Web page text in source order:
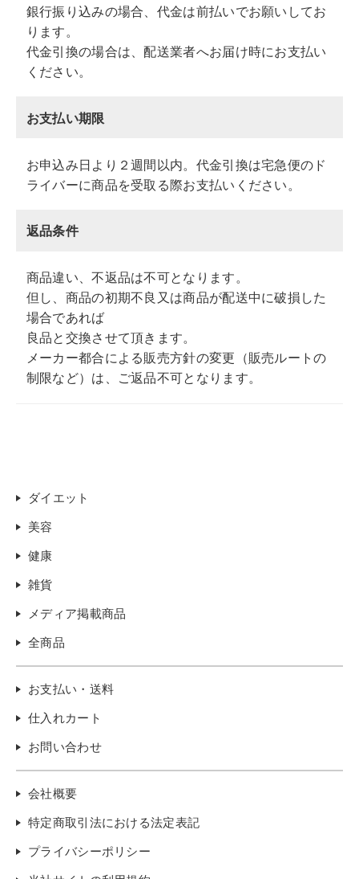
銀行振り込みの場合、代金は前払いでお願いしてお
ります。
代金引換の場合は、配送業者へお届け時にお支払い
ください。
お支払い期限
お申込み日より２週間以内。代金引換は宅急便のド
ライバーに商品を受取る際お支払いください。
返品条件
商品違い、不返品は不可となります。
但し、商品の初期不良又は商品が配送中に破損した
場合であれば
良品と交換させて頂きます。
メーカー都合による販売方針の変更（販売ルートの
制限など）は、ご返品不可となります。
ダイエット
美容
健康
雑貨
メディア掲載商品
全商品
お支払い・送料
仕入れカート
お問い合わせ
会社概要
特定商取引法における法定表記
プライバシーポリシー